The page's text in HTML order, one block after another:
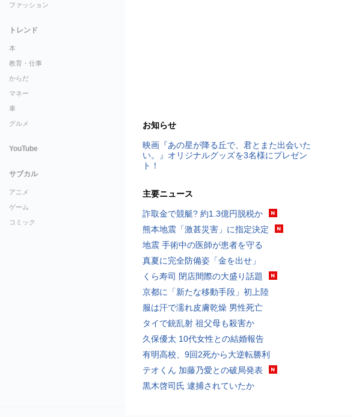
お知らせ
映画『あの星が降る丘で、君とまた出会いた
い。』オリジナルグッズを3名様にプレゼン
ト！
主要ニュース
詐取金で競艇? 約1.3億円脱税か
熊本地震「激甚災害」に指定決定
地震 手術中の医師が患者を守る
真夏に完全防備姿「金を出せ」
くら寿司 閉店間際の大盛り話題
京都に「新たな移動手段」初上陸
服は汗で濡れ皮膚乾燥 男性死亡
タイで銃乱射 祖父母も殺害か
久保優太 10代女性との結婚報告
有明高校、9回2死から大逆転勝利
テオくん 加藤乃愛との破局発表
黒木啓司氏 逮捕されていたか
ファッション
トレンド
本
教育・仕事
からだ
マネー
車
グルメ
YouTube
サブカル
アニメ
ゲーム
コミック